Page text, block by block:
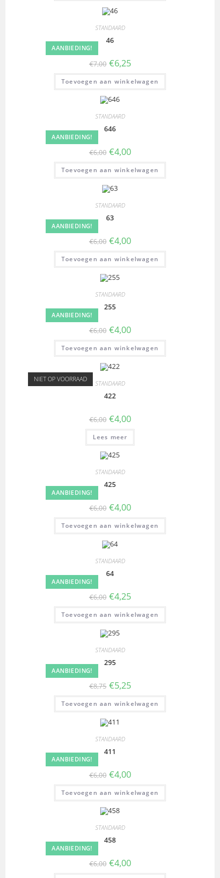
AANBIEDING!
STANDAARD
46
€7,00 €6,25
Toevoegen aan winkelwagen
AANBIEDING!
STANDAARD
646
€6,00 €4,00
Toevoegen aan winkelwagen
AANBIEDING!
STANDAARD
63
€6,00 €4,00
Toevoegen aan winkelwagen
AANBIEDING!
STANDAARD
255
€6,00 €4,00
Toevoegen aan winkelwagen
NIET OP VOORRAAD STANDAARD
422
€6,00 €4,00
Lees meer
AANBIEDING!
STANDAARD
425
€6,00 €4,00
Toevoegen aan winkelwagen
AANBIEDING!
STANDAARD
64
€6,00 €4,25
Toevoegen aan winkelwagen
AANBIEDING!
STANDAARD
295
€8,75 €5,25
Toevoegen aan winkelwagen
AANBIEDING!
STANDAARD
411
€6,00 €4,00
Toevoegen aan winkelwagen
AANBIEDING!
STANDAARD
458
€6,00 €4,00